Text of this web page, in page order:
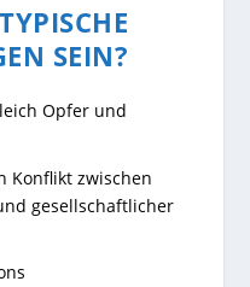
SEIN?
Opfer und
Konflikt zwischen
gesellschaftlicher